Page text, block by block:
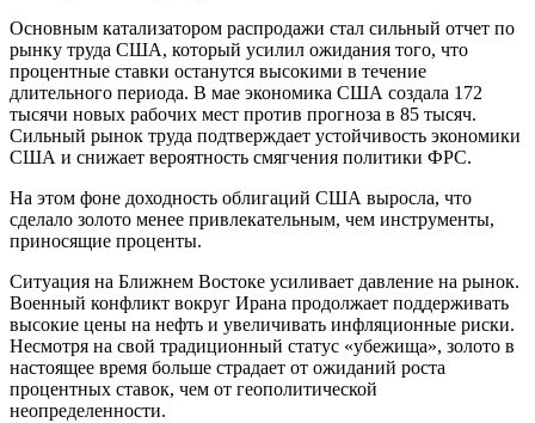
Основным катализатором распродажи стал сильный отчет по
рынку труда США, который усилил ожидания того, что
процентные ставки останутся высокими в течение
длительного периода. В мае экономика США создала 172
тысячи новых рабочих мест против прогноза в 85 тысяч.
Сильный рынок труда подтверждает устойчивость экономики
США и снижает вероятность смягчения политики ФРС.
На этом фоне доходность облигаций США выросла, что
сделало золото менее привлекательным, чем инструменты,
приносящие проценты.
Ситуация на Ближнем Востоке усиливает давление на рынок.
Военный конфликт вокруг Ирана продолжает поддерживать
высокие цены на нефть и увеличивать инфляционные риски.
Несмотря на свой традиционный статус «убежища», золото в
настоящее время больше страдает от ожиданий роста
процентных ставок, чем от геополитической
неопределенности.